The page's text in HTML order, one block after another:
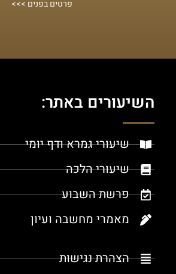
פרטים בפנים >>>
השיעורים באתר:
שיעורי גמרא ודף יומי
שיעורי הלכה
פרשת השבוע
מאמרי מחשבה ועיון
הצהרת נגישות